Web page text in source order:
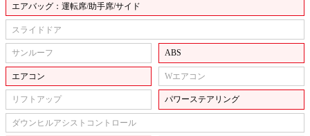
エアバッグ：運転席/助手席/サイド
スライドドア
サンルーフ ABS
エアコン Wエアコン
リフトアップ パワーステアリング
ダウンヒルアシストコントロール